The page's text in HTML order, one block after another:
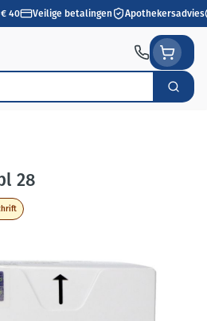
40 Veilige betalingen Apothekersadvies
Zoek
28